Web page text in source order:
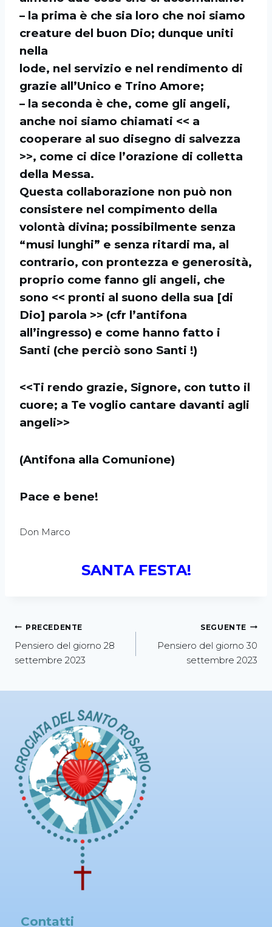
– la prima è che sia loro che noi siamo
creature del buon Dio; dunque uniti
nella
lode, nel servizio e nel rendimento di
grazie all’Unico e Trino Amore;
– la seconda è che, come gli angeli,
anche noi siamo chiamati << a
cooperare al suo disegno di salvezza
>>, come ci dice l’orazione di colletta
della Messa.
Questa collaborazione non può non
consistere nel compimento della
volontà divina; possibilmente senza
“musi lunghi” e senza ritardi ma, al
contrario, con prontezza e generosità,
proprio come fanno gli angeli, che
sono << pronti al suono della sua [di
Dio] parola >> (cfr l’antifona
all’ingresso) e come hanno fatto i
Santi (che perciò sono Santi !)
<<Ti rendo grazie, Signore, con tutto il
cuore; a Te voglio cantare davanti agli
angeli>>
(Antifona alla Comunione)
Pace e bene!
Don Marco
SANTA FESTA!
PRECEDENTE
Pensiero del giorno 28
settembre 2023
SEGUENTE
Pensiero del giorno 30
settembre 2023
Contatti